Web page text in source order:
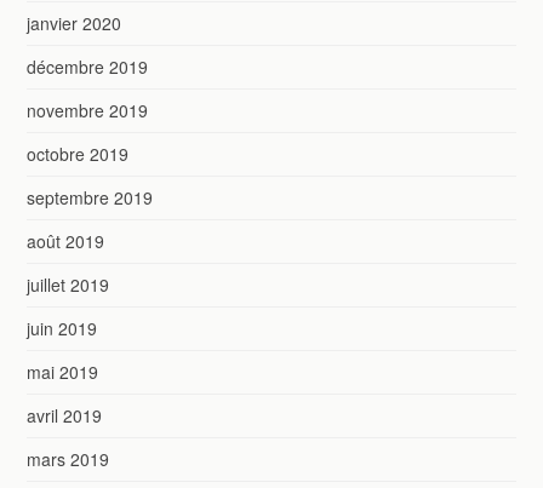
janvier 2020
décembre 2019
novembre 2019
octobre 2019
septembre 2019
août 2019
juillet 2019
juin 2019
mai 2019
avril 2019
mars 2019